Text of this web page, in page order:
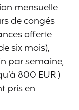
mensuelle
de congés
offerte
six mois),
par semaine,
800 EUR )
pris en